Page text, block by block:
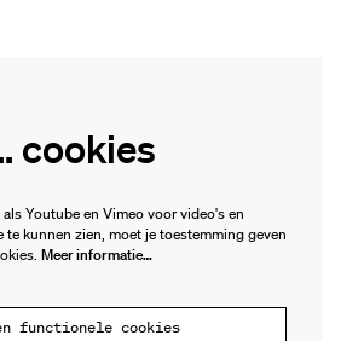
cookies
Youtube en Vimeo voor video's en
te kunnen zien, moet je toestemming geven
Meer informatie…
functionele cookies